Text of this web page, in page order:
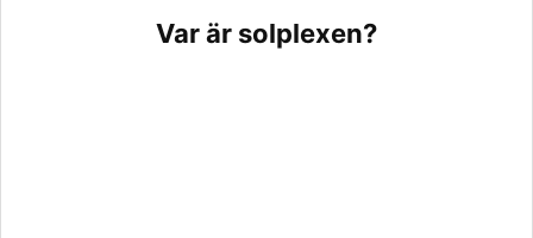
Var är solplexen?